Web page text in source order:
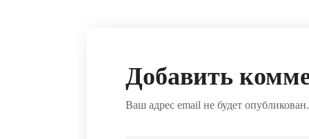
Добавить
Ваш адрес email не будет опубликован.